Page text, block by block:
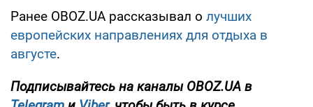
Ранее OBOZ.UA рассказывал о лучших
европейских направлениях для отдыха в
августе.
Подписывайтесь на каналы OBOZ.UA в